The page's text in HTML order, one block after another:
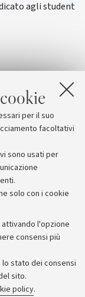
per il suo
facoltativi
sono usati per
solo con i cookie
l'opzione
consensi più
stato dei consensi
sito.
policy.
agli